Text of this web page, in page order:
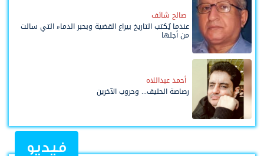
صالح شائف
عندما يُكتب التاريخ بيراع القضية وبحبر الدماء التي سالت
من أجلها
أحمد عبداللاه
رصاصة الحليف... وحروب الآخرين
فيديو